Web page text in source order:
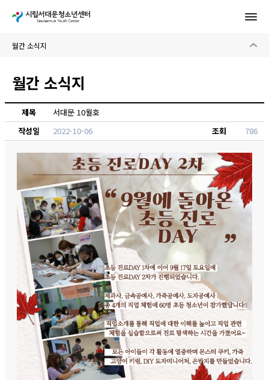
월간 소식지
제목
서대문 10월호
작성일
2022-10-06 조회 786